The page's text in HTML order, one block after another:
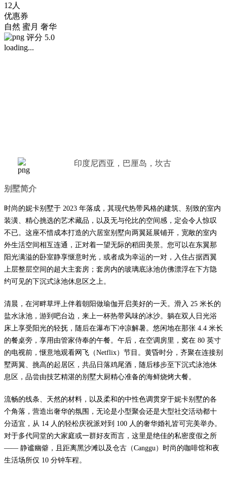
12人
优惠券
自然 蜜月 奢华
评分 5.0
loading...
印度尼西亚，巴厘岛，坎古
别墅简介
时尚的妮卡别墅于 2023 年落成，其现代热带风格的建筑、别致的室内
装潢、精心挑选的艺术藏品，以及无与伦比的空间感，定会令人惊叹
不已。这座不惜成本打造的六居室别墅向两翼延展铺开，宽敞的室内
外生活空间相互连通，正对着一望无际的稻田美景。您可以在东翼那
阳光满溢的卧室静享惬意时光，或者成为幸运的一对，入住占据西翼
上层整层空间的超大主套房；套房内的玻璃底泳池仿佛漂浮在下方隐
约可见的下沉式泳池休息区之上。
清晨，在河畔草坪上伴着朝阳做瑜伽开启美好的一天。滑入 25 米长的
盐水泳池，游到吧台边，来上一杯热带风味的冰沙。躺在双人日光浴
床上享受阳光的轻抚，随后在瀑布下冲凉解暑。悠闲地在那张 4.4 米长
的餐桌旁，享用由管家侍奉的午餐。午后，在空调房里，窝在 80 英寸
的电视前，惬意地观看网飞（Netflix）节目。黄昏时分，齐聚在连接别
墅两翼、挑高的起居区，共品日落鸡尾酒，随后移步至下沉式泳池休
息区，品尝由技艺精湛的别墅大厨精心准备的海鲜烧烤大餐。
流畅的线条、天然的材料，以及柔和的中性色调贯穿于妮卡别墅的各
个角落，营造出奢华的氛围，无论是小型聚会还是大型社交活动都十
分适宜，从 14 人的轻松庆祝派对到 100 人的奢华婚礼皆可完美举办。
对于多代同堂的大家庭或一群好友而言，这里是绝佳的私密度假之所
—— 静谧幽僻，且距离黑沙滩以及仓古（Canggu）时尚的咖啡馆和夜
生活场所仅 10 分钟车程。